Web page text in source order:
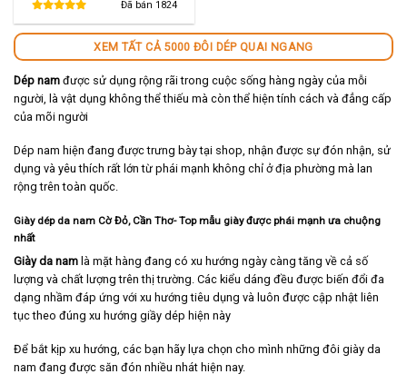
480,000 ₫.
tại
là:
Đã bán 1824
XEM TẤT CẢ 5000 ĐÔI DÉP QUAI NGANG
Dép nam được sử dụng rộng rãi trong cuộc sống hàng ngày của mỗi
người, là vật dụng không thể thiếu mà còn thể hiện tính cách và đẳng cấp
của mõi người
Dép nam hiện đang được trưng bày tại shop, nhận được sự đón nhận, sử
dụng và yêu thích rất lớn từ phái mạnh không chỉ ở địa phường mà lan
rộng trên toàn quốc.
Giày dép da nam Cờ Đỏ, Cần Thơ- Top mẫu giày được phái mạnh ưa chuộng
nhất
Giày da nam là mặt hàng đang có xu hướng ngày càng tăng về cả số
lượng và chất lượng trên thị trường. Các kiểu dáng đều được biến đổi đa
dạng nhầm đáp ứng với xu hướng tiêu dụng và luôn được cập nhật liên
tục theo đúng xu hướng giầy dép hiện này
Để bắt kịp xu hướng, các bạn hãy lựa chọn cho mình những đôi giày da
nam đang được săn đón nhiều nhát hiện nay.